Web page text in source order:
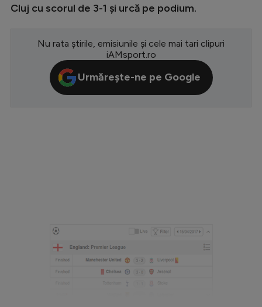
Europa League
Conference League
CM 2026
Starurile fotbalului
EURO 2024
Cluj cu scorul de 3-1 și urcă pe podium.
Nu rata știrile, emisiunile și cele mai tari clipuri
iAMsport.ro
Urmărește-ne pe Google